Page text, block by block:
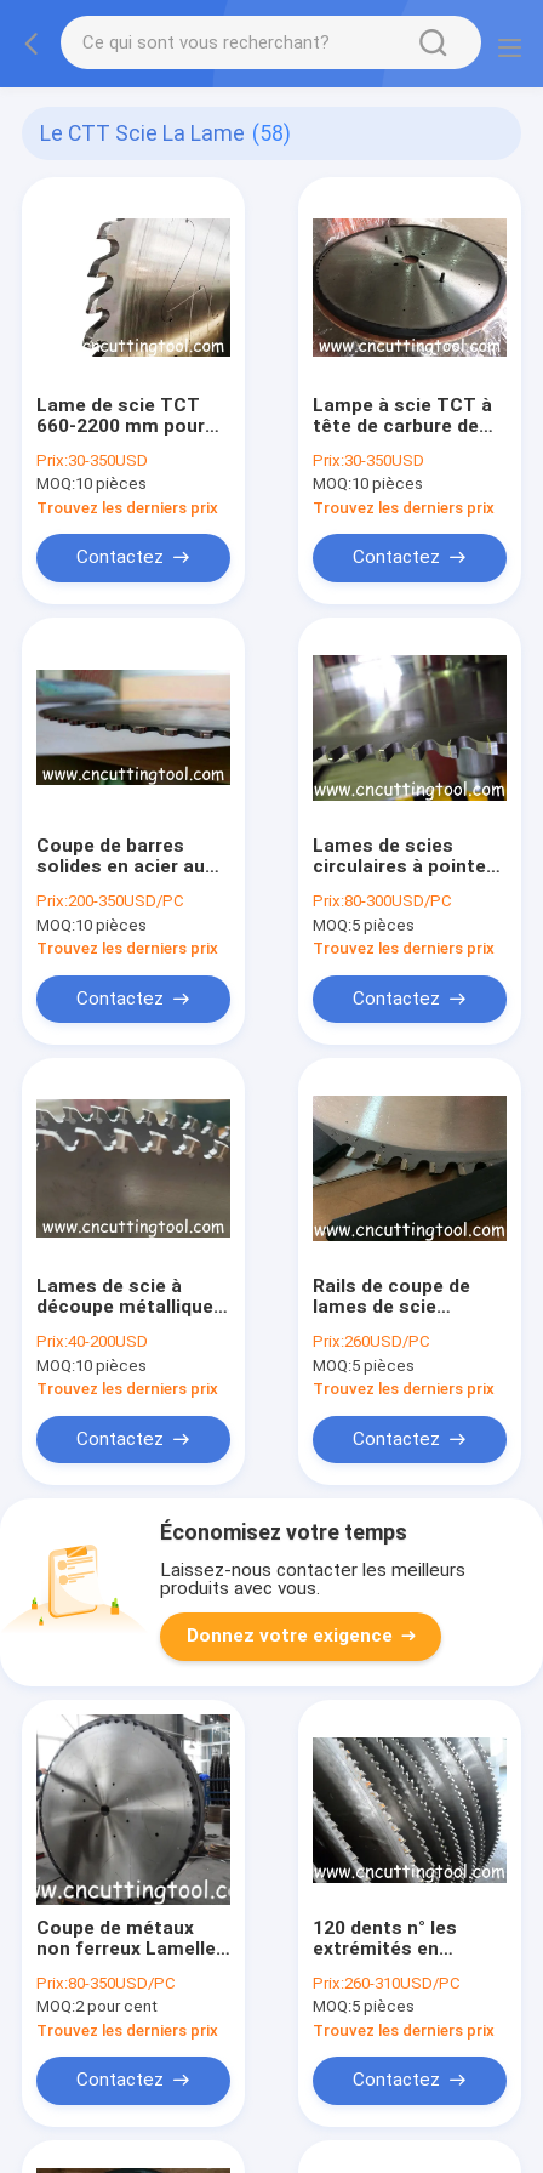
Le CTT Scie La Lame (58)
Lame de scie TCT
660-2200 mm pour
avec pointes P/K
Prix:30-350USD
MOQ:10 pièces
Trouvez les derniers prix
Contactez
Lampe à scie TCT à
tête de carbure de
massif et tubes
coupés
Prix:30-350USD
MOQ:10 pièces
Trouvez les derniers prix
Contactez
Coupe de barres
solides en acier au
(TCT) sans
revêtement
Prix:200-350USD/PC
MOQ:10 pièces
Trouvez les derniers prix
Contactez
Lames de scies
circulaires à pointe
destinées à des
tubes en acier sans
soudure
Prix:80-300USD/PC
MOQ:5 pièces
Trouvez les derniers prix
Contactez
Lames de scie à
découpe métallique
pour tuyaux soudés à
couture droite
Prix:40-200USD
MOQ:10 pièces
Trouvez les derniers prix
Contactez
Rails de coupe de
lames de scie
de tungstène en
acier allié de
diamètre 660 mm
Prix:260USD/PC
MOQ:5 pièces
Trouvez les derniers prix
Contactez
Économisez votre temps
Laissez-nous contacter les meilleurs
produits avec vous.
Donnez votre exigence
Coupe de métaux
non ferreux Lamelle
carbure de tungstène
pour barre ronde en
aluminium
Prix:80-350USD/PC
MOQ:2 pour cent
Trouvez les derniers prix
Contactez
120 dents n° les
extrémités en
sans revêtement
métallique lame de
scie de coupe
Prix:260-310USD/PC
MOQ:5 pièces
Trouvez les derniers prix
Contactez